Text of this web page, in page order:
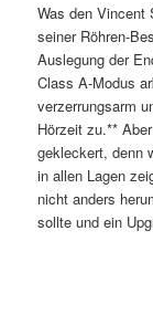
Was den Vincent
seiner Röhren-
Auslegung der
Class A-Modus
verzerrungsarm
Hörzeit zu.**
gekleckert, denn
in allen Lagen
nicht anders
sollte und ein